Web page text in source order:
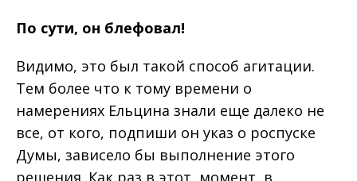
По сути, он блефовал!
Видимо, это был такой способ агитации.
Тем более что к тому времени о
намерениях Ельцина знали еще далеко не
все, от кого, подпиши он указ о роспуске
Думы, зависело бы выполнение этого
решения. Как раз в этот момент в